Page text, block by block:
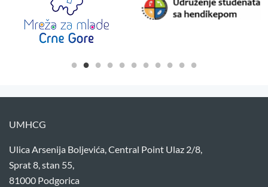
UMHCG
Ulica Arsenija Boljevića, Central Point Ulaz 2/8,
Sprat 8, stan 55,
81000 Podgorica